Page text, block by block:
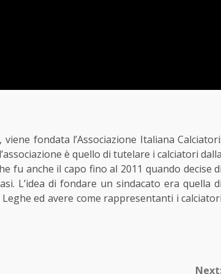
fondata l’Associazione Italiana Calciatori:
è quello di tutelare i calciatori dalla
fu anche il capo fino al 2011 quando decise di
L’idea di fondare un sindacato era quella di
ed avere come rappresentanti i calciatori